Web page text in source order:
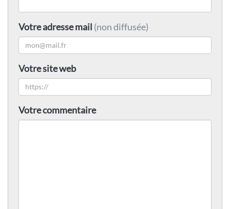
Votre adresse mail (non diffusée)
Votre site web
Votre commentaire